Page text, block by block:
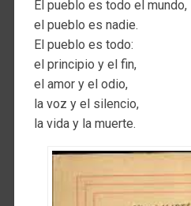
El pueblo es todo el mundo,
el pueblo es nadie.
El pueblo es todo:
el principio y el fin,
el amor y el odio,
la voz y el silencio,
la vida y la muerte.